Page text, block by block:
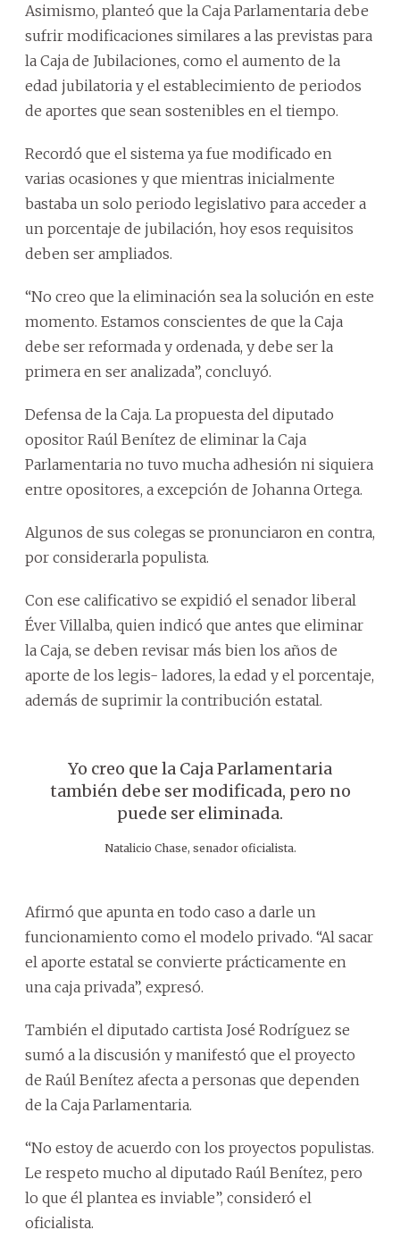
Asimismo, planteó que la Caja Parlamentaria debe
sufrir modificaciones similares a las previstas para
la Caja de Jubilaciones, como el aumento de la
edad jubilatoria y el establecimiento de periodos
de aportes que sean sostenibles en el tiempo.
Recordó que el sistema ya fue modificado en
varias ocasiones y que mientras inicialmente
bastaba un solo periodo legislativo para acceder a
un porcentaje de jubilación, hoy esos requisitos
deben ser ampliados.
“No creo que la eliminación sea la solución en este
momento. Estamos conscientes de que la Caja
debe ser reformada y ordenada, y debe ser la
primera en ser analizada”, concluyó.
Defensa de la Caja. La propuesta del diputado
opositor Raúl Benítez de eliminar la Caja
Parlamentaria no tuvo mucha adhesión ni siquiera
entre opositores, a excepción de Johanna Ortega.
Algunos de sus colegas se pronunciaron en contra,
por considerarla populista.
Con ese calificativo se expidió el senador liberal
Éver Villalba, quien indicó que antes que eliminar
la Caja, se deben revisar más bien los años de
aporte de los legis- ladores, la edad y el porcentaje,
además de suprimir la contribución estatal.
Yo creo que la Caja Parlamentaria
también debe ser modificada, pero no
puede ser eliminada.
Natalicio Chase, senador oficialista.
Afirmó que apunta en todo caso a darle un
funcionamiento como el modelo privado. “Al sacar
el aporte estatal se convierte prácticamente en
una caja privada”, expresó.
También el diputado cartista José Rodríguez se
sumó a la discusión y manifestó que el proyecto
de Raúl Benítez afecta a personas que dependen
de la Caja Parlamentaria.
“No estoy de acuerdo con los proyectos populistas.
Le respeto mucho al diputado Raúl Benítez, pero
lo que él plantea es inviable”, consideró el
oficialista.